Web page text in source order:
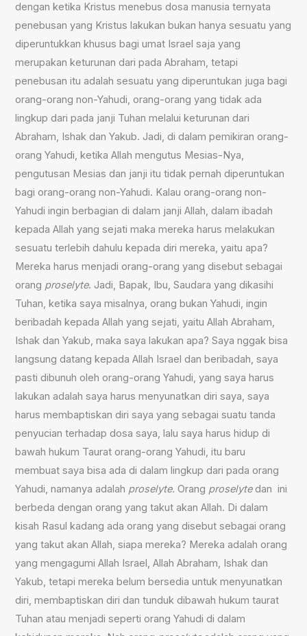
dengan ketika Kristus menebus dosa manusia ternyata
penebusan yang Kristus lakukan bukan hanya sesuatu yang
diperuntukkan khusus bagi umat Israel saja yang
merupakan keturunan dari pada Abraham, tetapi
penebusan itu adalah sesuatu yang diperuntukan juga bagi
orang-orang non-Yahudi, orang-orang yang tidak ada
lingkup dari pada janji Tuhan melalui keturunan dari
Abraham, Ishak dan Yakub. Jadi, di dalam pemikiran orang-
orang Yahudi, ketika Allah mengutus Mesias-Nya,
pengutusan Mesias dan janji itu tidak pernah diperuntukan
bagi orang-orang non-Yahudi. Kalau orang-orang non-
Yahudi ingin berbagian di dalam janji Allah, dalam ibadah
kepada Allah yang sejati maka mereka harus melakukan
sesuatu terlebih dahulu kepada diri mereka, yaitu apa?
Mereka harus menjadi orang-orang yang disebut sebagai
orang proselyte. Jadi, Bapak, Ibu, Saudara yang dikasihi
Tuhan, ketika saya misalnya, orang bukan Yahudi, ingin
beribadah kepada Allah yang sejati, yaitu Allah Abraham,
Ishak dan Yakub, maka saya lakukan apa? Saya nggak bisa
langsung datang kepada Allah Israel dan beribadah, saya
pasti dibunuh oleh orang-orang Yahudi, yang saya harus
lakukan adalah saya harus menyunatkan diri saya, saya
harus membaptiskan diri saya yang sebagai suatu tanda
penyucian terhadap dosa saya, lalu saya harus hidup di
bawah hukum Taurat orang-orang Yahudi, itu baru
membuat saya bisa ada di dalam lingkup dari pada orang
Yahudi, namanya adalah proselyte. Orang proselytedan ini
berbeda dengan orang yang takut akan Allah. Di dalam
kisah Rasul kadang ada orang yang disebut sebagai orang
yang takut akan Allah, siapa mereka? Mereka adalah orang
yang mengagumi Allah Israel, Allah Abraham, Ishak dan
Yakub, tetapi mereka belum bersedia untuk menyunatkan
diri, membaptiskan diri dan tunduk dibawah hukum taurat
Tuhan atau menjadi seperti orang Yahudi di dalam